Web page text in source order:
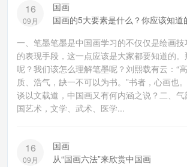
16
09月
国画
国画的5大要素是什么？你应该知道
一、笔墨笔墨是中国画学习的不仅仅是绘画
的表现手段，这一点应该是大家都要知道的
呢？我们该怎么理解笔墨呢？刘熙载有云：“
质、浩气，缺一不可以为书。”书者，心画也
谈以文载道，中国画又有何内涵之说？二、
国艺术，文学、武术、医学...
16
09月
国画
从“国画六法”来欣赏中国画